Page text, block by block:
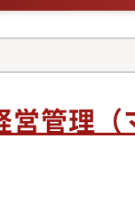
ており、
開発会社
社化、ス
るEmbark
り、グル
経営成績は
営管理